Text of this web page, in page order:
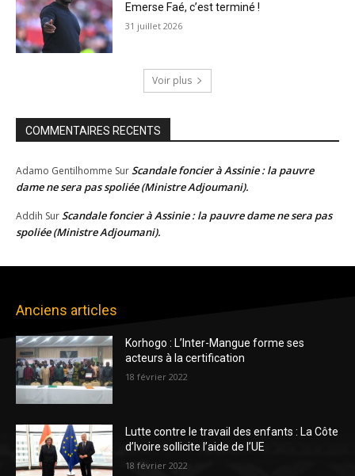
Emerse Faé, c’est terminé !
31 juillet 2026
Voir plus
COMMENTAIRES RECENTS
Adamo Gentilhomme SurScandale foncier à Assinie : la pauvre
dame ne sera pas spoliée (Ministre Adjoumani).
Addih SurScandale foncier à Assinie : la pauvre dame ne sera pas
spoliée (Ministre Adjoumani).
Anciens articles
Korhogo : L’Inter-Mangue forme ses
acteurs à la certification
18 février 2022
Lutte contre le travail des enfants : La Côte
d’Ivoire sollicite l’aide de l’UE
18 février 2022